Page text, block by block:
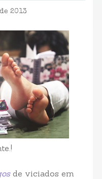
2013
de viciados em